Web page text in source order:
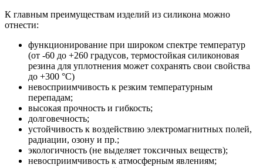
К главным преимуществам изделий из силикона можно
отнести:
функционирование при широком спектре температур
(от -60 до +260 градусов, термостойкая силиконовая
резина для уплотнения может сохранять свои свойства
до +300 °С)
невосприимчивость к резким температурным
перепадам;
высокая прочность и гибкость;
долговечность;
устойчивость к воздействию электромагнитных полей,
радиации, озону и пр.;
экологичность (не выделяет токсичных веществ);
невосприимчивость к атмосферным явлениям;